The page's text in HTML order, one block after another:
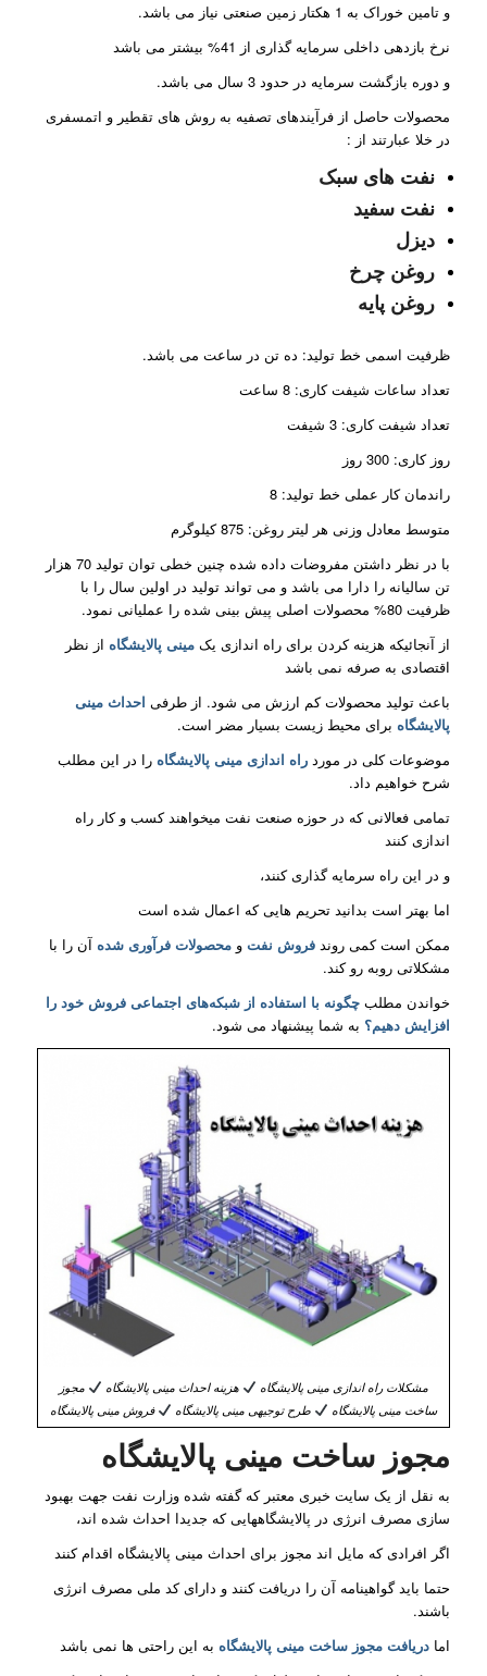
و تامین خوراک به 1 هکتار زمین صنعتی نیاز می باشد.
نرخ بازدهی داخلی سرمایه گذاری از 41% بیشتر می باشد
و دوره بازگشت سرمایه در حدود 3 سال می باشد.
محصولات حاصل از فرآیندهای تصفیه به روش های تقطیر و اتمسفری
در خلا عبارتند از :
نفت های سبک
نفت سفید
دیزل
روغن چرخ
روغن پایه
ظرفیت اسمی خط تولید: ده تن در ساعت می باشد.
تعداد ساعات شیفت کاری: 8 ساعت
تعداد شیفت کاری: 3 شیفت
روز کاری: 300 روز
راندمان کار عملی خط تولید: 8
متوسط معادل وزنی هر لیتر روغن: 875 کیلوگرم
با در نظر داشتن مفروضات داده شده چنین خطی توان تولید 70 هزار
تن سالیانه را دارا می باشد و می تواند تولید در اولین سال را با
ظرفیت 80% محصولات اصلی پیش بینی شده را عملیانی نمود.
از آنجائیکه هزینه کردن برای راه اندازی یک مینی پالایشگاه از نظر
اقتصادی به صرفه نمی باشد
باعث تولید محصولات کم ارزش می شود. از طرفیاحداث مینی
پالایشگاه برای محیط زیست بسیار مضر است.
موضوعات کلی در مورد راه اندازی مینی پالایشگاه را در این مطلب
شرح خواهیم داد.
تمامی فعالانی که در حوزه صنعت نفت میخواهند کسب و کار راه
اندازی کنند
و در این راه سرمایه گذاری کنند،
اما بهتر است بدانید تحریم هایی که اعمال شده است
ممکن است کمی روند فروش نفتو محصولات فرآوری شده آن را با
مشکلاتی روبه رو کند.
خواندن مطلب چگونه با استفاده از شبکه‌های اجتماعی فروش خود را
افزایش دهیم؟ به شما پیشنهاد می شود.
مشکلات راه اندازی مینی پالایشگاه هزینه احداث مینی پالایشگاه
مجوز
ساخت مینی پالایشگاه
طرح توجیهی مینی پالایشگاه فروش مینی پالایشگاه
مجوز ساخت مینی پالایشگاه
به نقل از یک سایت خبری معتبر که گفته شده وزارت نفت جهت بهبود
سازی مصرف انرژی در پالایشگاههایی که جدیدا احداث شده اند،
اگر افرادی که مایل اند مجوز برای احداث مینی پالایشگاه اقدام کنند
حتما باید گواهینامه آن را دریافت کنند و دارای کد ملی مصرف انرژی
باشند.
اما دریافت مجوز ساخت مینی پالایشگاه به این راحتی ها نمی باشد